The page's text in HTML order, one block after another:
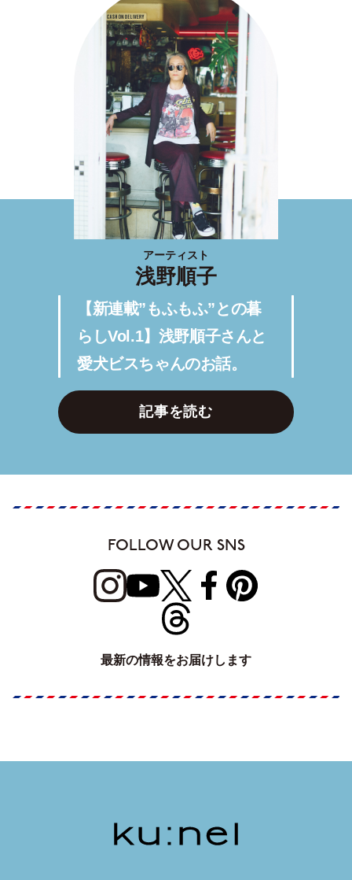
アーティスト
浅野順子
【新連載”もふもふ”との暮
らしVol.1】浅野順子さんと
愛犬ビスちゃんのお話。
記事を読む
FOLLOW OUR SNS
最新の情報をお届けします